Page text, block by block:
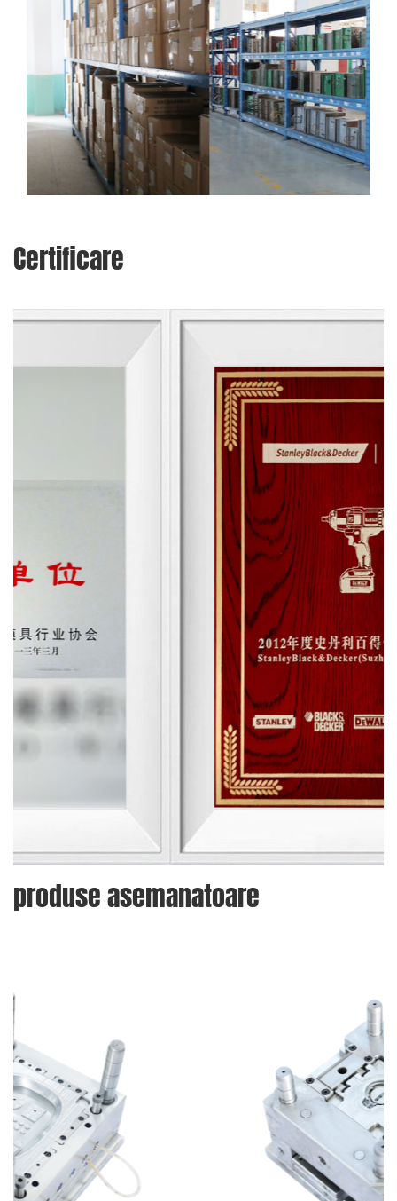
Certificare
produse asemanatoare